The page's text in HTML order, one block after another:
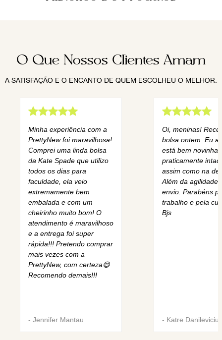
O Que Nossos Clientes Amam
A SATISFAÇÃO E O ENCANTO DE QUEM ESCOLHEU O MELHOR.
Minha experiência com a
PrettyNew foi maravilhosa!
Comprei uma linda bolsa
da Kate Spade que utilizo
todos os dias para
faculdade, ela veio
extremamente bem
embalada e com um
cheirinho muito bom! O
atendimento é maravilhoso
e a entrega foi super
rápida!!! Pretendo comprar
mais vezes com a
PrettyNew, com certeza😄
Recomendo demais!!!
- Jennifer Mantau
Oi, meninas!
bolsa ontem. Eu
está bem novinha,
praticamente
assim como na
Além da agilidade
envio. Parabéns
trabalho e pela
Bjs
- Katre Danilevicius